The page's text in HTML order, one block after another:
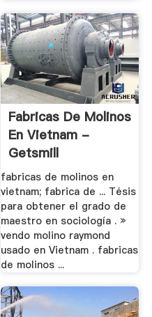
Fabricas De Molinos
En Vietnam -
Getsmill
fabricas de molinos en
vietnam; fabrica de ... Tésis
para obtener el grado de
maestro en sociología . »
vendo molino raymond
usado en Vietnam . fabricas
de molinos ...